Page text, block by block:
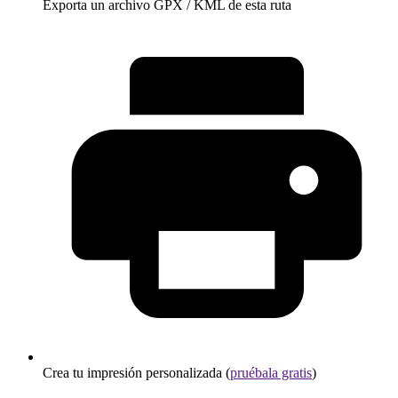
Exporta un archivo GPX / KML de esta ruta
Crea tu impresión personalizada (pruébala gratis)